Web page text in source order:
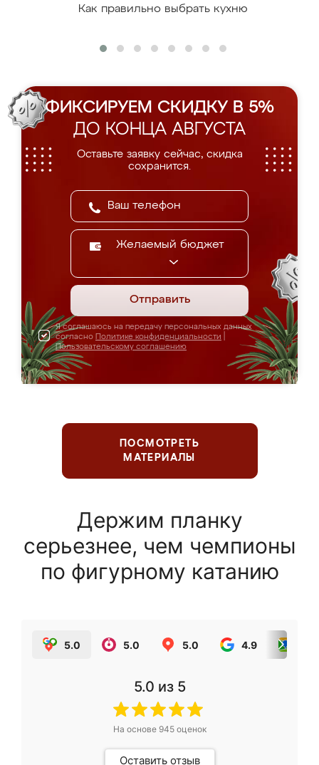
Как правильно выбрать кухню
ФИКСИРУЕМ СКИДКУ В 5%
ДО КОНЦА АВГУСТА
Оставьте заявку сейчас, скидка
сохранится.
Желаемый бюджет
Отправить
Я соглашаюсь на передачу персональных данных
согласно Политике конфиденциальности
Пользовательскому соглашению
ПОСМОТРЕТЬ
МАТЕРИАЛЫ
Держим планку
серьезнее, чем чемпионы
по фигурному катанию
5.0 5.0 5.0 4.9
5.0 из 5
На основе 945оценок
Оставить отзыв